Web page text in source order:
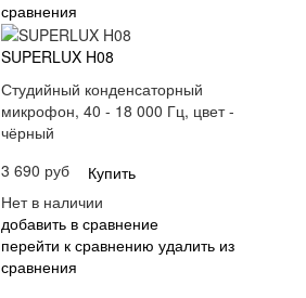
сравнения
SUPERLUX H08
Студийный конденсаторный
микрофон, 40 - 18 000 Гц, цвет -
чёрный
3 690 руб
Купить
Нет в наличии
добавить в сравнение
перейти к сравнению удалить из
сравнения